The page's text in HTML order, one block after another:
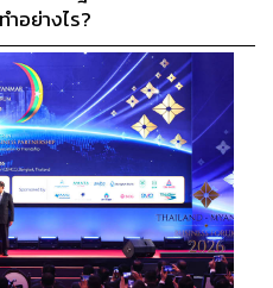
อย่างไร?